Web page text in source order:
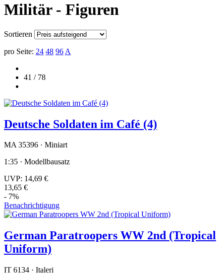
Militär - Figuren
Sortieren
pro Seite: 24 48 96 A
41 / 78
Deutsche Soldaten im Café (4)
MA 35396 · Miniart
1:35 · Modellbausatz
UVP: 14,69 €
13,65 €
- 7%
Benachrichtigung
German Paratroopers WW 2nd (Tropical
Uniform)
IT 6134 · Italeri